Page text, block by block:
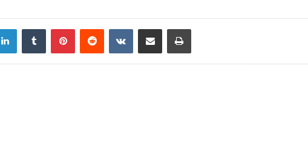
LinkedinTumblr PinterestReddit VK Compartilhar via e-mail Imprimir